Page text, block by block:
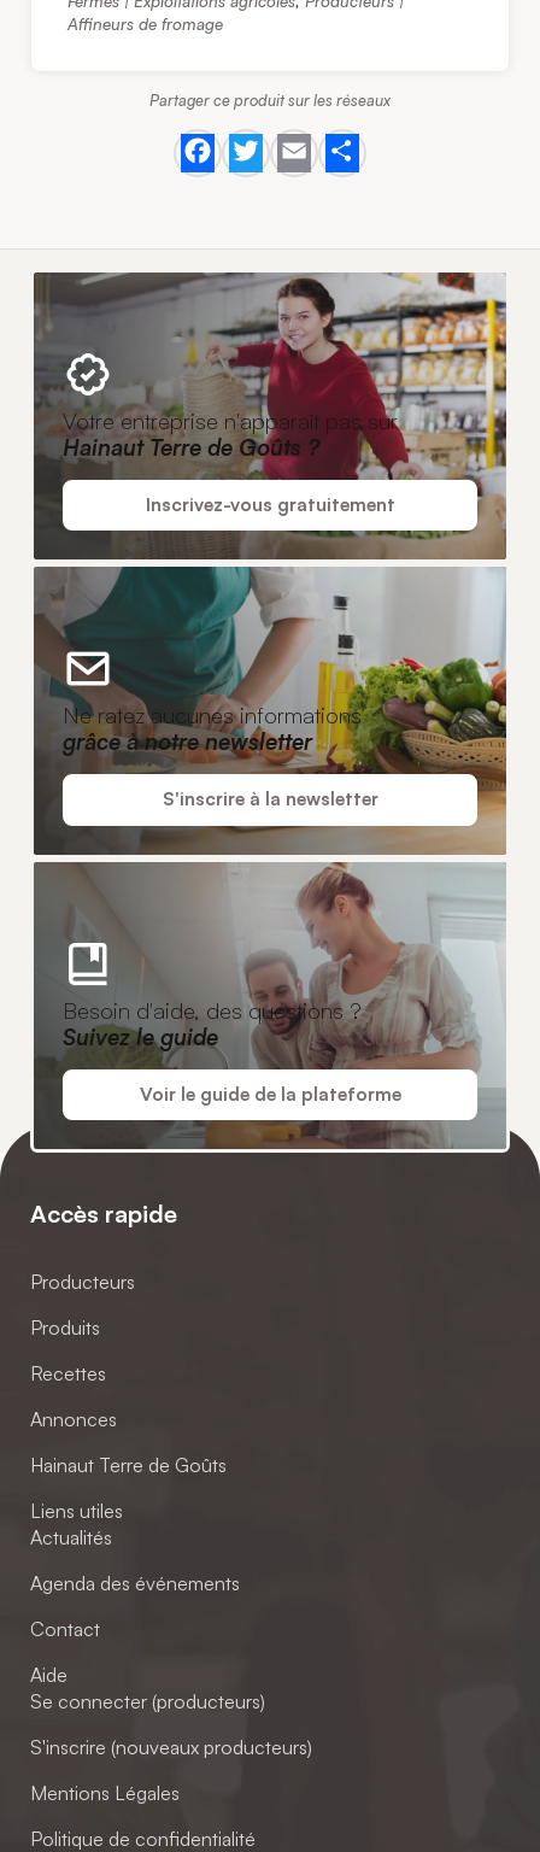
Affineurs de fromage
Partager ce produit sur les réseaux
Facebook
Twitter
EmailShare
Votre entreprise n'apparaît pas sur
Hainaut Terre de Goûts ?
Inscrivez-vous gratuitement
Ne ratez aucunes informations
grâce à notre newsletter
S'inscrire à la newsletter
Besoin d'aide, des questions ?
Suivez le guide
Voir le guide de la plateforme
Accès rapide
Producteurs
Produits
Recettes
Annonces
Hainaut Terre de Goûts
Liens utiles
Actualités
Agenda des événements
Contact
Aide
Se connecter (producteurs)
S'inscrire (nouveaux producteurs)
Mentions Légales
Politique de confidentialité